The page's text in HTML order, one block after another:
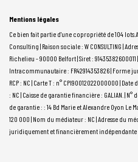
Mentions légales
Ce bien fait partie d'une copropriété de 104
Consulting | Raison sociale : W CONSULTING |
Richelieu - 90000 Belfort | Siret : 91435382600011
Intracommunautaire : FR42914353826 | Forme
RCP : NC | Carte T : n° CPI90012022000000 |
: NC | Caisse de garantie financière : GALIAN. | N°
de garantie : : 14 Bd Marie et Alexandre Oyon Le
120 000 | Nom du médiateur : NC | Adresse du
juridiquement et financièrement indépendante